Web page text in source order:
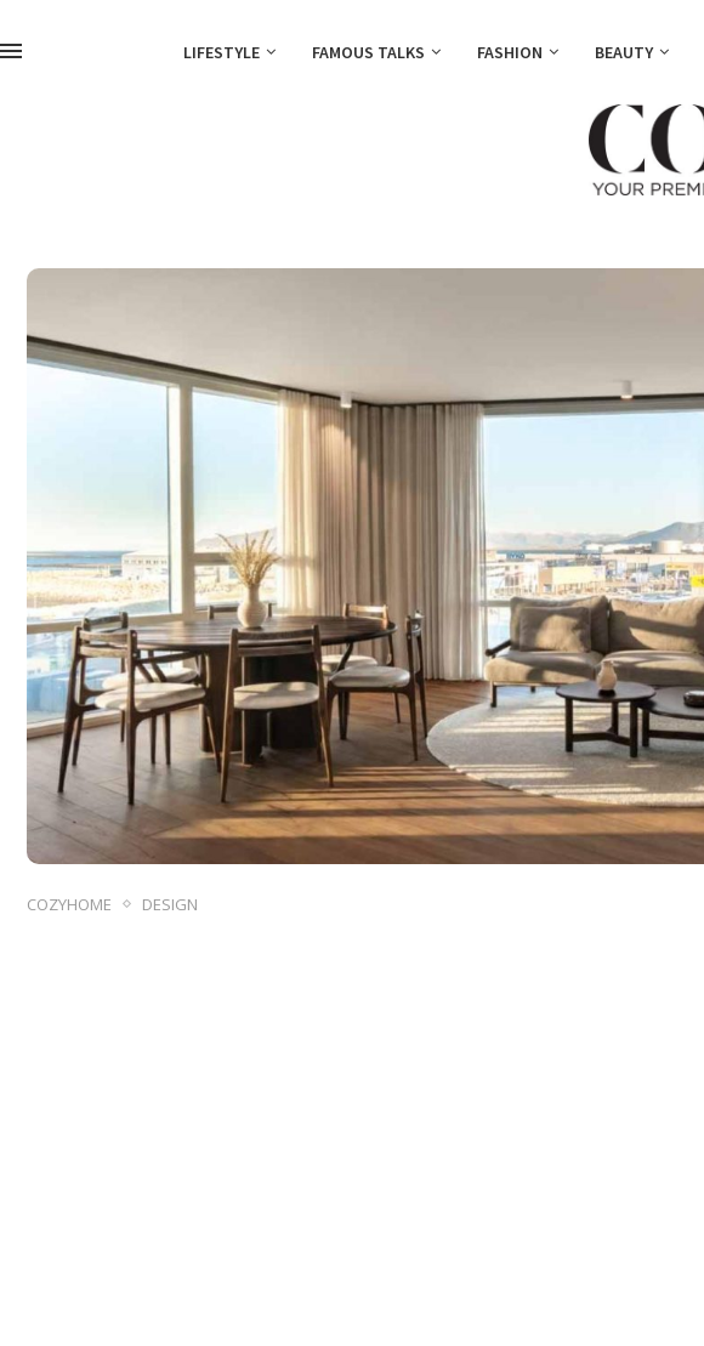
LIFESTYLE FAMOUS TALKS FASHION BEAUTY
COZYHOME DESIGN